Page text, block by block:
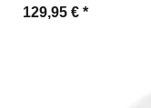
129,95 € *